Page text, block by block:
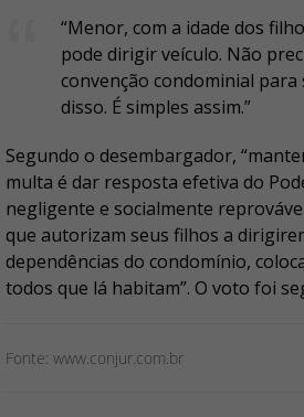
“Menor, com a idade dos
pode dirigir veículo. Não
convenção condominial para
disso. É simples assim.”
Segundo o desembargador,
multa é dar resposta efetiva do
negligente e socialmente
que autorizam seus filhos a
dependências do condomínio,
todos que lá habitam”. O voto foi
Fonte: www.conjur.com.br